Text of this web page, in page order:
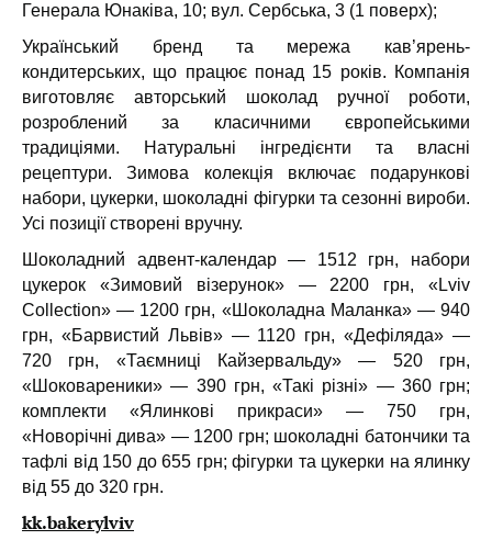
Генерала Юнаківа, 10; вул. Сербська, 3 (1 поверх);
Український бренд та мережа кав’ярень-
кондитерських, що працює понад 15 років. Компанія
виготовляє авторський шоколад ручної роботи,
розроблений за класичними європейськими
традиціями. Натуральні інгредієнти та власні
рецептури. Зимова колекція включає подарункові
набори, цукерки, шоколадні фігурки та сезонні вироби.
Усі позиції створені вручну.
Шоколадний адвент-календар — 1512 грн, набори
цукерок «Зимовий візерунок» — 2200 грн, «Lviv
Collection» — 1200 грн, «Шоколадна Маланка» — 940
грн, «Барвистий Львів» — 1120 грн, «Дефіляда» —
720 грн, «Таємниці Кайзервальду» — 520 грн,
«Шоковареники» — 390 грн, «Такі різні» — 360 грн;
комплекти «Ялинкові прикраси» — 750 грн,
«Новорічні дива» — 1200 грн; шоколадні батончики та
тафлі від 150 до 655 грн; фігурки та цукерки на ялинку
від 55 до 320 грн.
kk.bakerylviv